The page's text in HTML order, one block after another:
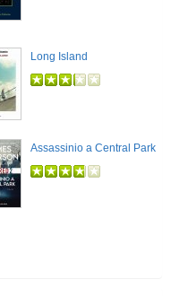
Long Island
Assassinio a Central Park